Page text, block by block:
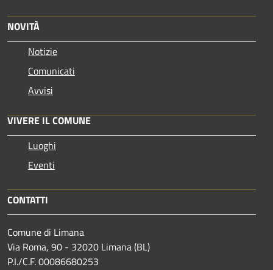
NOVITÀ
Notizie
Comunicati
Avvisi
VIVERE IL COMUNE
Luoghi
Eventi
CONTATTI
Comune di Limana
Via Roma, 90 - 32020 Limana (BL)
P.I./C.F. 00086680253